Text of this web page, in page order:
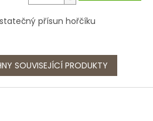
přísun hořčíku
SOUVISEJÍCÍ PRODUKTY